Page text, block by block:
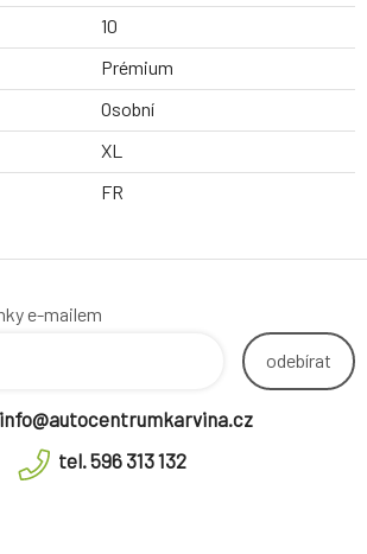
10
Prémium
Osobní
XL
FR
e-mailem
odebírat
info@autocentrumkarvina.cz
tel. 596 313 132